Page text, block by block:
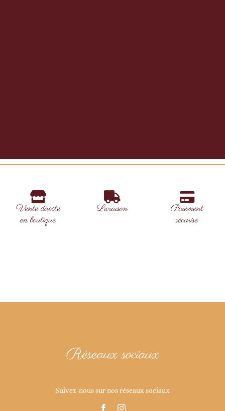
Vente directe
en boutique
Livraison
Paiement
sécurisé
Réseaux sociaux
Suivez-nous sur nos réseaux sociaux